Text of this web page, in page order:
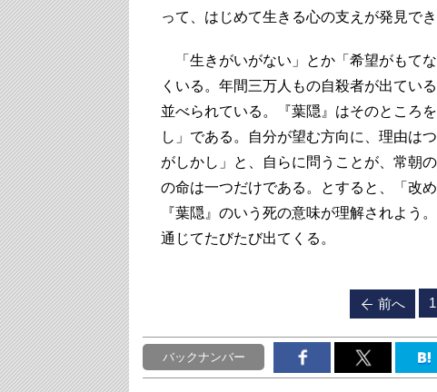
って、はじめて生きる心の支えが発見でき
「生きがいがない」とか「希望がもて
くいる。年間三万人もの自殺者が出てい
並べられている。『葉隠』はそのところ
し」である。自分が望む方向に、理由は
がしかし」と、自らに問うことが、常朝
の命は一つだけである。とすると、「改
『葉隠』のいう死の意味が理解されよう
通じてたびたび出てくる。
前へ 1
バックナンバー